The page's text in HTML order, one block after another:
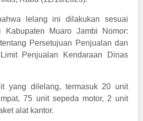
lelang ini dilakukan sesuai
Kabupaten Muaro Jambi Nomor:
Persetujuan Penjualan dan
Penjualan Kendaraan Dinas
yang dilelang, termasuk 20 unit
75 unit sepeda motor, 2 unit
alat kantor.